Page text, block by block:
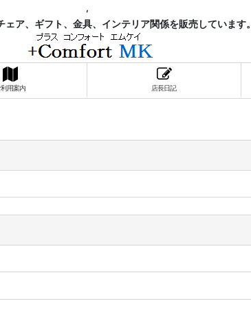
,
ア、ギフト、金具、インテリア関係を販売しています。
利用案内 店長日記